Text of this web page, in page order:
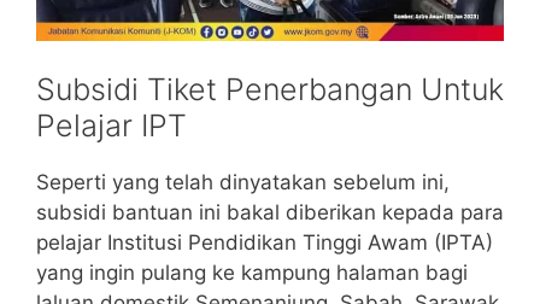
Subsidi Tiket Penerbangan Untuk
Pelajar IPT
Seperti yang telah dinyatakan sebelum ini,
subsidi bantuan ini bakal diberikan kepada para
pelajar Institusi Pendidikan Tinggi Awam (IPTA)
yang ingin pulang ke kampung halaman bagi